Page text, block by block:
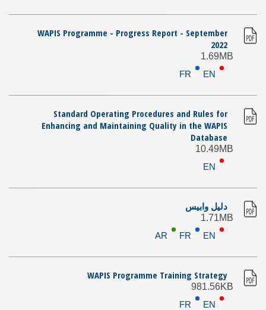
WAPIS Programme - Progress Report - September
2022
1.69MB
EN
FR
Standard Operating Procedures and Rules for
Enhancing and Maintaining Quality in the WAPIS
Database
10.49MB
EN
دليل وابيس
1.71MB
EN
FR
AR
WAPIS Programme Training Strategy
981.56KB
EN
FR